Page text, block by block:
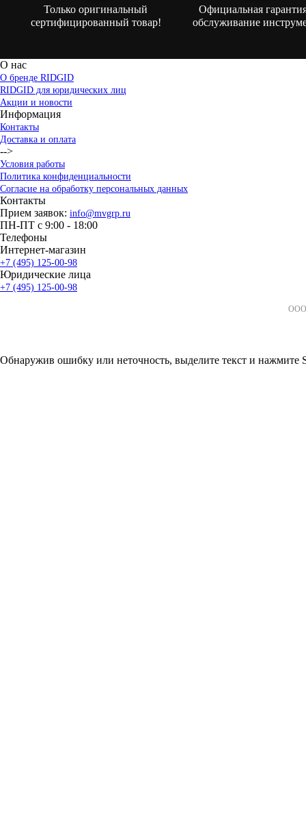
Только оригинальный
сертифицированный товар!
Официальная
обслуживание
О нас
О бренде RIDGID
RIDGID для юридических лиц
Акции и новости
Информация
Контакты
Доставка и оплата
-->
Условия работы
Политика конфиденциальности
Согласие на обработку персональных данных
Контакты
Прием заявок: info@mvgrp.ru
ПН-ПТ с 9:00 - 18:00
Телефоны
Интернет-магазин
+7 (495) 125-00-98
Юридические лица
+7 (495) 125-00-98
ООО
Обнаружив ошибку или неточность, выделите текст и нажмите